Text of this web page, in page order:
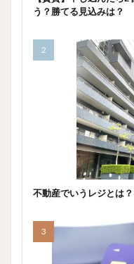
う？勝てる見込みは？
不動産でいうレジとは？